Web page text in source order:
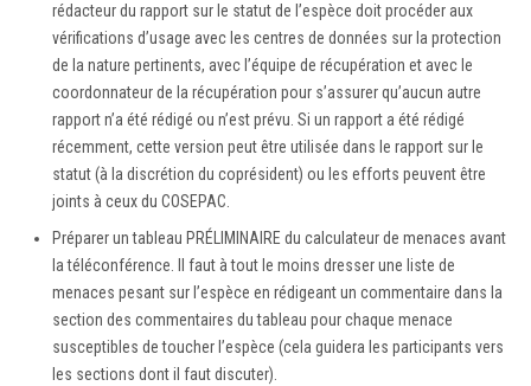
rédacteur du rapport sur le statut de l’espèce doit procéder aux
vérifications d’usage avec les centres de données sur la protection
de la nature pertinents, avec l’équipe de récupération et avec le
coordonnateur de la récupération pour s’assurer qu’aucun autre
rapport n’a été rédigé ou n’est prévu. Si un rapport a été rédigé
récemment, cette version peut être utilisée dans le rapport sur le
statut (à la discrétion du coprésident) ou les efforts peuvent être
joints à ceux du COSEPAC.
Préparer un tableau PRÉLIMINAIRE du calculateur de menaces avant
la téléconférence. Il faut à tout le moins dresser une liste de
menaces pesant sur l’espèce en rédigeant un commentaire dans la
section des commentaires du tableau pour chaque menace
susceptibles de toucher l’espèce (cela guidera les participants vers
les sections dont il faut discuter).